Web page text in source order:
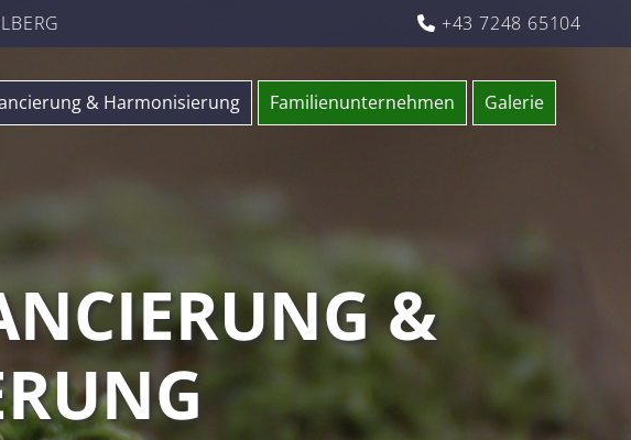
 +43 7248 65104
& Harmonisierung Familienunternehmen
Galerie
&